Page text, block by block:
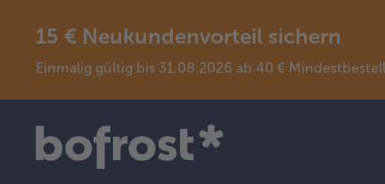
15 € Neukundenvorteil sichern
Einmalig gültig bis 31.08.2026 ab 40 €